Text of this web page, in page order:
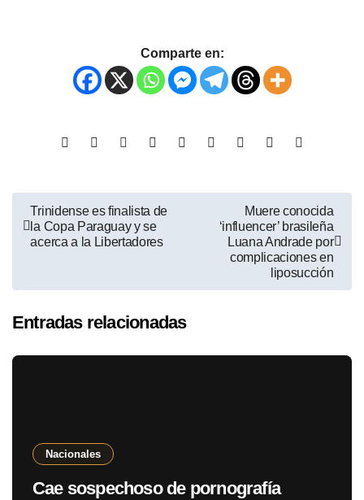
Comparte en:
Trinidense es finalista de
la Copa Paraguay y se
acerca a la Libertadores
Muere conocida
‘influencer’ brasileña
Luana Andrade por
complicaciones en
liposucción
Entradas relacionadas
Nacionales
Cae sospechoso de pornografía